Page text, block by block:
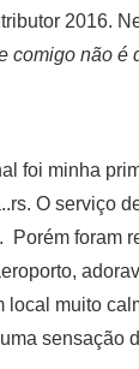
2016.
comigo não é
foi minha
O serviço
foram
muito